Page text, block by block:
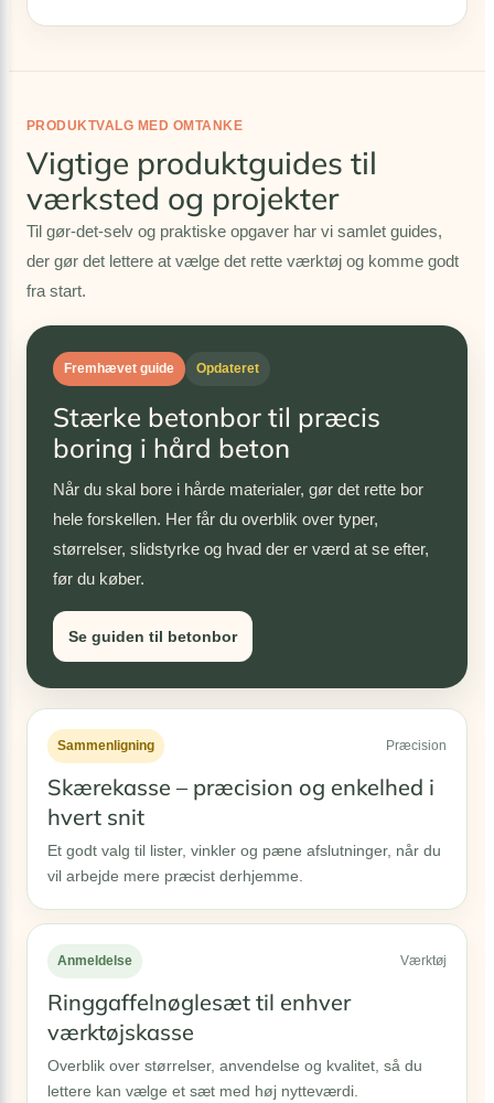
PRODUKTVALG MED OMTANKE
Vigtige produktguides til
værksted og projekter
Til gør-det-selv og praktiske opgaver har vi samlet guides,
der gør det lettere at vælge det rette værktøj og komme godt
fra start.
Fremhævet guide Opdateret
Stærke betonbor til præcis
boring i hård beton
Når du skal bore i hårde materialer, gør det rette bor
hele forskellen. Her får du overblik over typer,
størrelser, slidstyrke og hvad der er værd at se efter,
før du køber.
Se guiden til betonbor
Sammenligning Præcision
Skærekasse – præcision og enkelhed i
hvert snit
Et godt valg til lister, vinkler og pæne afslutninger, når du
vil arbejde mere præcist derhjemme.
Anmeldelse Værktøj
Ringgaffelnøglesæt til enhver
værktøjskasse
Overblik over størrelser, anvendelse og kvalitet, så du
lettere kan vælge et sæt med høj nytteværdi.